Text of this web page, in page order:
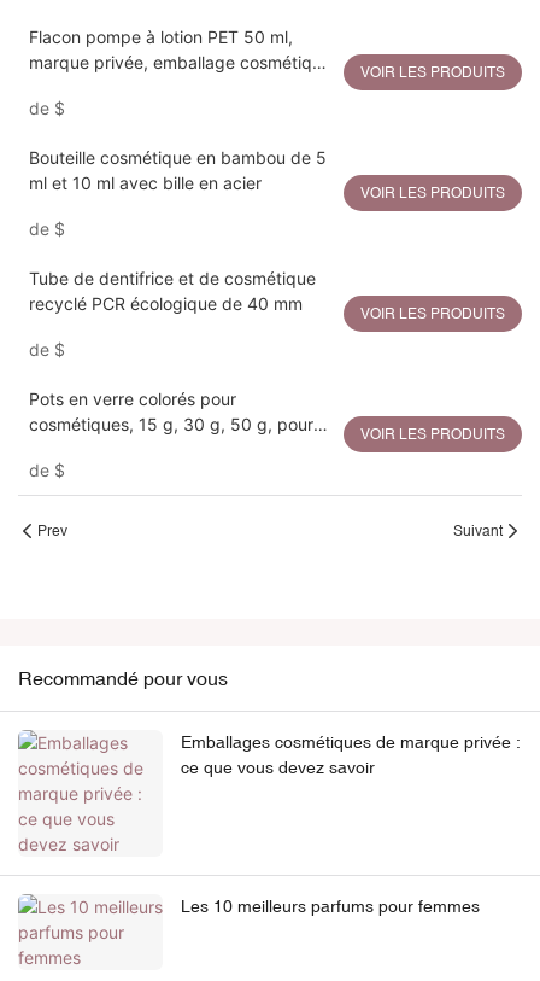
Flacon pompe à lotion PET 50 ml,
marque privée, emballage cosmétique
de $
VOIR LES PRODUITS
Bouteille cosmétique en bambou de 5
ml et 10 ml avec bille en acier
de $
VOIR LES PRODUITS
Tube de dentifrice et de cosmétique
recyclé PCR écologique de 40 mm
de $
VOIR LES PRODUITS
Pots en verre colorés pour
cosmétiques, 15 g, 30 g, 50 g, pour
de $
VOIR LES PRODUITS
Prev Suivant
Recommandé pour vous
Emballages cosmétiques de marque privée :
ce que vous devez savoir
Les 10 meilleurs parfums pour femmes